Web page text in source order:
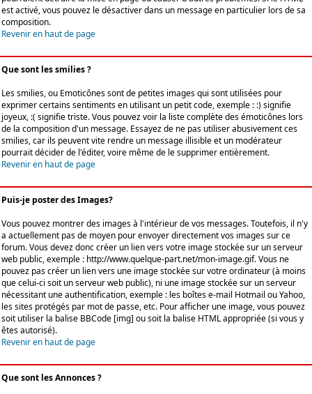
est activé, vous pouvez le désactiver dans un message en particulier lors de sa
composition.
Revenir en haut de page
Que sont les smilies ?
Les smilies, ou Emoticônes sont de petites images qui sont utilisées pour
exprimer certains sentiments en utilisant un petit code, exemple : :) signifie
joyeux, :( signifie triste. Vous pouvez voir la liste complète des émoticônes lors
de la composition d'un message. Essayez de ne pas utiliser abusivement ces
smilies, car ils peuvent vite rendre un message illisible et un modérateur
pourrait décider de l'éditer, voire même de le supprimer entièrement.
Revenir en haut de page
Puis-je poster des Images?
Vous pouvez montrer des images à l'intérieur de vos messages. Toutefois, il n'y
a actuellement pas de moyen pour envoyer directement vos images sur ce
forum. Vous devez donc créer un lien vers votre image stockée sur un serveur
web public, exemple : http://www.quelque-part.net/mon-image.gif. Vous ne
pouvez pas créer un lien vers une image stockée sur votre ordinateur (à moins
que celui-ci soit un serveur web public), ni une image stockée sur un serveur
nécessitant une authentification, exemple : les boîtes e-mail Hotmail ou Yahoo,
les sites protégés par mot de passe, etc. Pour afficher une image, vous pouvez
soit utiliser la balise BBCode [img] ou soit la balise HTML appropriée (si vous y
êtes autorisé).
Revenir en haut de page
Que sont les Annonces ?